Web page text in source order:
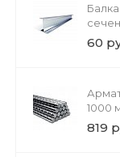
60
1000
819